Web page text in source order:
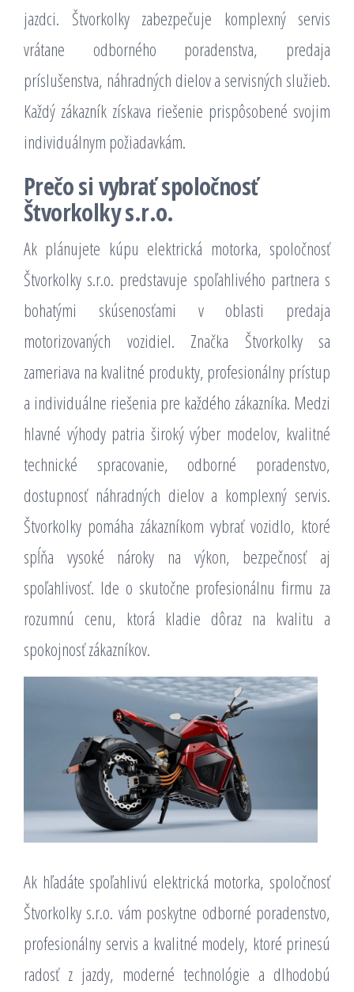
jazdci. Štvorkolky zabezpečuje komplexný servis
vrátane odborného poradenstva, predaja
príslušenstva, náhradných dielov a servisných služieb.
Každý zákazník získava riešenie prispôsobené svojim
individuálnym požiadavkám.
Prečo si vybrať spoločnosť
Štvorkolky s.r.o.
Ak plánujete kúpu elektrická motorka, spoločnosť
Štvorkolky s.r.o. predstavuje spoľahlivého partnera s
bohatými skúsenosťami v oblasti predaja
motorizovaných vozidiel. Značka Štvorkolky sa
zameriava na kvalitné produkty, profesionálny prístup
a individuálne riešenia pre každého zákazníka. Medzi
hlavné výhody patria široký výber modelov, kvalitné
technické spracovanie, odborné poradenstvo,
dostupnosť náhradných dielov a komplexný servis.
Štvorkolky pomáha zákazníkom vybrať vozidlo, ktoré
spĺňa vysoké nároky na výkon, bezpečnosť aj
spoľahlivosť. Ide o skutočne profesionálnu firmu za
rozumnú cenu, ktorá kladie dôraz na kvalitu a
spokojnosť zákazníkov.
Ak hľadáte spoľahlivú elektrická motorka, spoločnosť
Štvorkolky s.r.o. vám poskytne odborné poradenstvo,
profesionálny servis a kvalitné modely, ktoré prinesú
radosť z jazdy, moderné technológie a dlhodobú